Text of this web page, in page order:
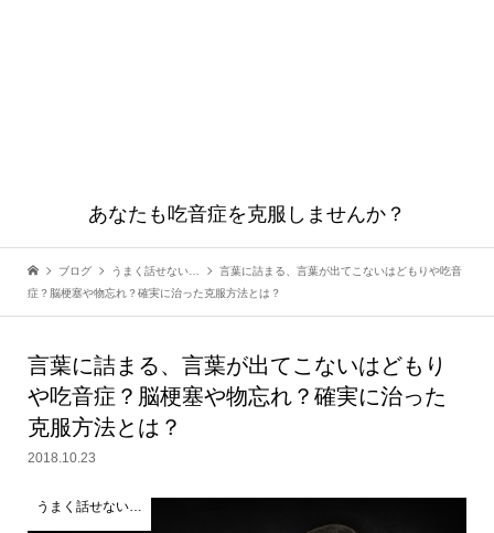
あなたも吃音症を克服しませんか？
ブログ うまく話せない…
言葉に詰まる、言葉が出てこないはどもりや吃音
症？脳梗塞や物忘れ？確実に治った克服方法とは？
言葉に詰まる、言葉が出てこないはどもり
や吃音症？脳梗塞や物忘れ？確実に治った
克服方法とは？
2018.10.23
うまく話せない…